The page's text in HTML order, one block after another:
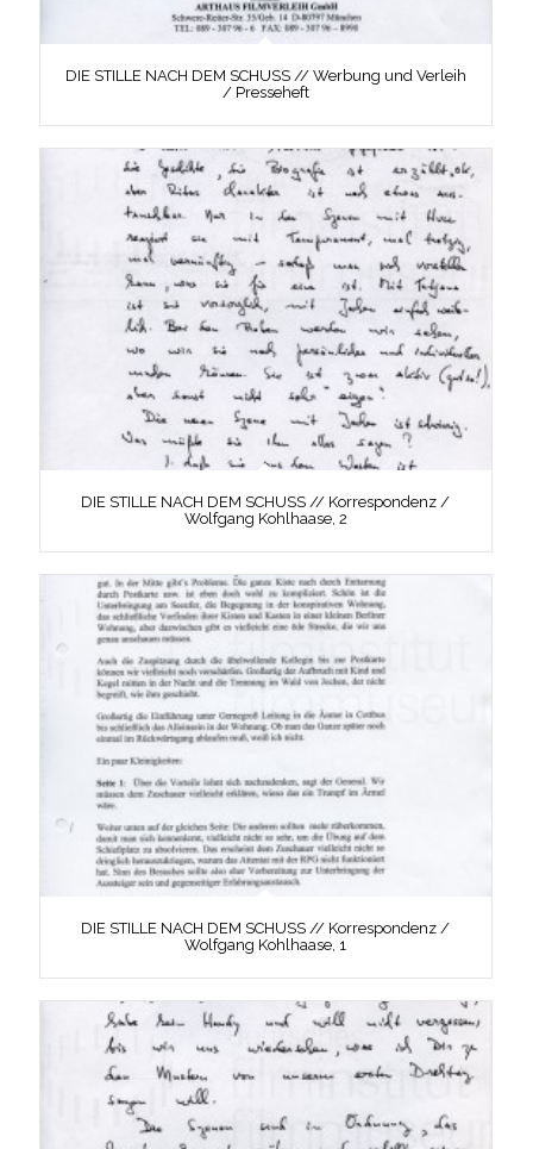
DIE STILLE NACH DEM SCHUSS // Werbung und Verleih
/ Presseheft
DIE STILLE NACH DEM SCHUSS // Korrespondenz /
Wolfgang Kohlhaase, 2
DIE STILLE NACH DEM SCHUSS // Korrespondenz /
Wolfgang Kohlhaase, 1